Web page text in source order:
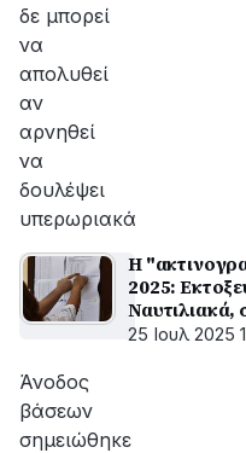
δε μπορεί
να
απολυθεί
αν
αρνηθεί
να
δουλέψει
υπερωριακά
Η
2025:
Ναυτιλιακά,
Σχολές
25 Ιουλ 2025
Άνοδος
βάσεων
σημειώθηκε